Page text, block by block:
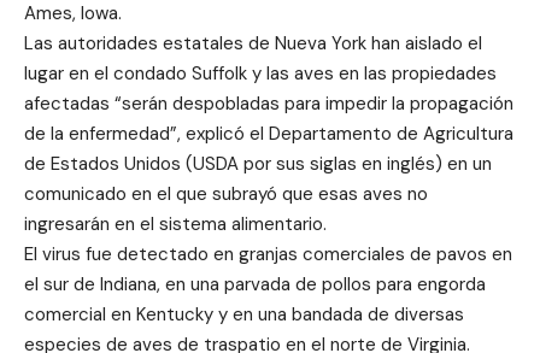
Ames, Iowa.
Las autoridades estatales de Nueva York han aislado el
lugar en el condado Suffolk y las aves en las propiedades
afectadas “serán despobladas para impedir la propagación
de la enfermedad”, explicó el Departamento de Agricultura
de Estados Unidos (USDA por sus siglas en inglés) en un
comunicado en el que subrayó que esas aves no
ingresarán en el sistema alimentario.
El virus fue detectado en granjas comerciales de pavos en
el sur de Indiana, en una parvada de pollos para engorda
comercial en Kentucky y en una bandada de diversas
especies de aves de traspatio en el norte de Virginia.